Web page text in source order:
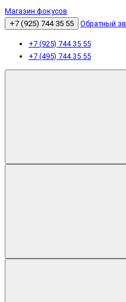
Магазин фокусов
+7 (925) 744 35 55
Обратный
+7 (925) 744 35 55
+7 (495) 744 35 55